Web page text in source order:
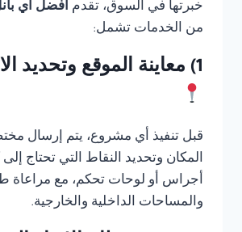
خبرتها في السوق، تقدم أفضل أي
من الخدمات تشمل:
1) معاينة الموقع وتحديد الاحتياجات
قبل تنفيذ أي مشروع، يتم إرسال
المكان وتحديد النقاط التي تحتاج
أجراس أو لوحات تحكم، مع مراعاة
والمساحات الداخلية والخارجية.